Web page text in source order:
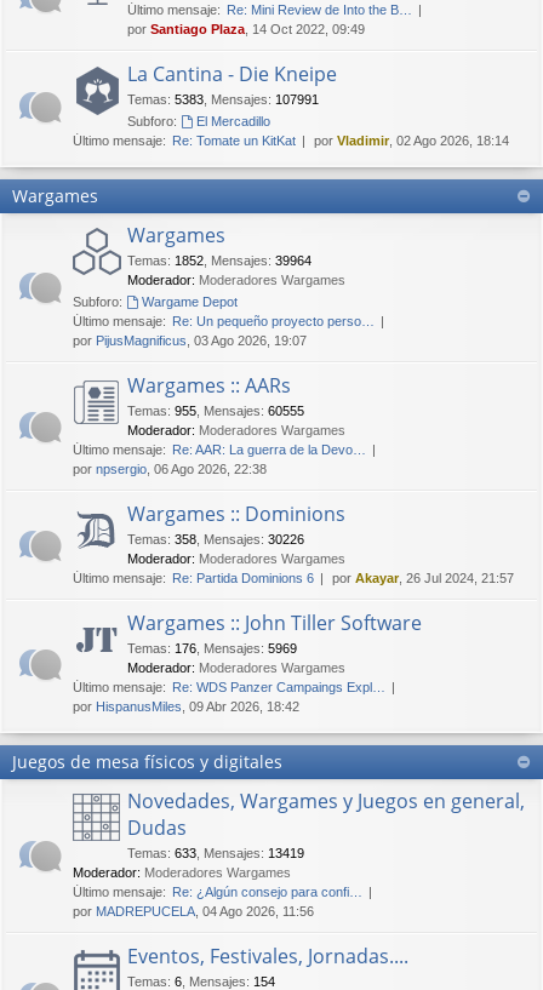
Último mensaje: Re: Mini Review de Into the B…
por Santiago Plaza , 14 Oct 2022, 09:49
La Cantina - Die Kneipe
Temas: 5383 Mensajes: 107991
Subforo:
El Mercadillo
Último mensaje: Re: Tomate un KitKat por Vladimir, 02 Ago 2026, 18:14
Wargames
Wargames
Temas: 1852 Mensajes: 39964
Moderador: Moderadores Wargames
Subforo:
Wargame Depot
Último mensaje: Re: Un pequeño proyecto perso…
por PijusMagnificus , 03 Ago 2026, 19:07
Wargames :: AARs
Temas: 955 Mensajes: 60555
Moderador: Moderadores Wargames
Último mensaje: Re: AAR: La guerra de la Devo…
por npsergio , 06 Ago 2026, 22:38
Wargames :: Dominions
Temas: 358 Mensajes: 30226
Moderador: Moderadores Wargames
Último mensaje: Re: Partida Dominions 6 por Akayar, 26 Jul 2024, 21:57
Wargames :: John Tiller Software
Temas: 176 Mensajes: 5969
Moderador: Moderadores Wargames
Último mensaje: Re: WDS Panzer Campaings Expl…
por HispanusMiles , 09 Abr 2026, 18:42
Juegos de mesa físicos y digitales
Novedades, Wargames y Juegos en general,
Dudas
Temas: 633 Mensajes: 13419
Moderador: Moderadores Wargames
Último mensaje: Re: ¿Algún consejo para confi…
por MADREPUCELA , 04 Ago 2026, 11:56
Eventos, Festivales, Jornadas....
Temas: 6 Mensajes: 154